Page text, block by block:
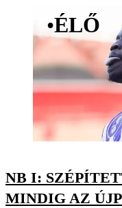
•ÉLŐ
NB I:
MINDIG AZ